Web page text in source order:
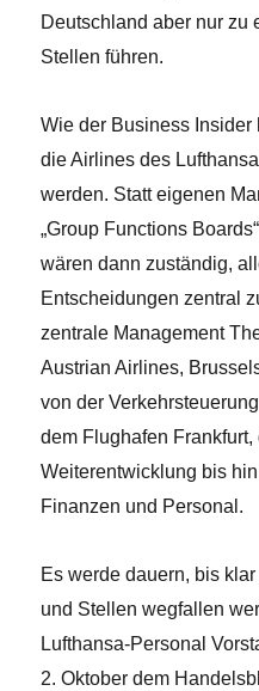
Deutschland aber nur zu
Stellen führen.
Wie der Business
die Airlines des
werden. Statt eigenen
„Group Functions
wären dann zuständig,
Entscheidungen zentral
zentrale Management
Austrian Airlines,
von der
dem Flughafen
Weiterentwicklung bis
Finanzen und Personal.
Es werde dauern, bis
und Stellen wegfallen
Lufthansa-Personal
2. Oktober dem